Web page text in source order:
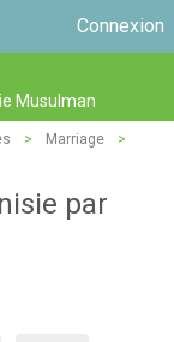
Connexion
Musulman
> Marriage
>
par